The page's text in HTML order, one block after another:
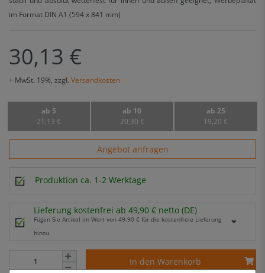
im Format DIN A1 (594 x 841 mm)
30,13 €
+ MwSt. 19%, zzgl. Versandkosten
ab 5
21,13 €
ab 10
20,30 €
ab 25
19,20 €
Angebot anfragen
Produktion ca. 1-2 Werktage
Lieferung kostenfrei ab 49,90 € netto (DE)
Fügen Sie Artikel im Wert von 49.90 € für die kostenfreie Lieferung
hinzu.
In den Warenkorb